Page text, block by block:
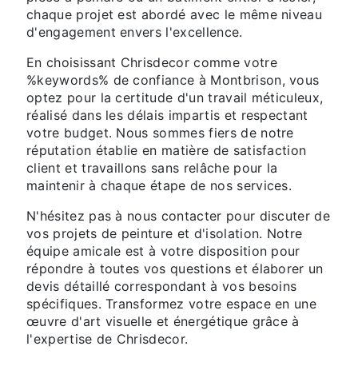
chaque projet est abordé avec le même niveau
d'engagement envers l'excellence.
En choisissant Chrisdecor comme votre
%keywords% de confiance à Montbrison, vous
optez pour la certitude d'un travail méticuleux,
réalisé dans les délais impartis et respectant
votre budget. Nous sommes fiers de notre
réputation établie en matière de satisfaction
client et travaillons sans relâche pour la
maintenir à chaque étape de nos services.
N'hésitez pas à nous contacter pour discuter de
vos projets de peinture et d'isolation. Notre
équipe amicale est à votre disposition pour
répondre à toutes vos questions et élaborer un
devis détaillé correspondant à vos besoins
spécifiques. Transformez votre espace en une
œuvre d'art visuelle et énergétique grâce à
l'expertise de Chrisdecor.